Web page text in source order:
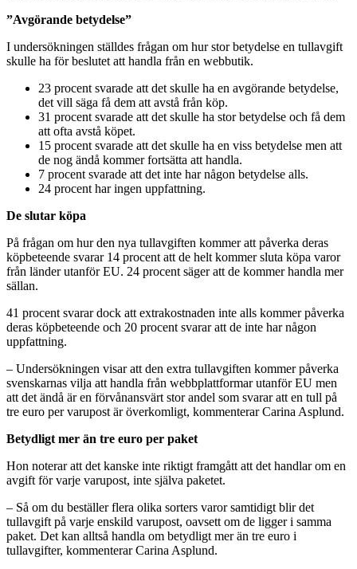
”Avgörande betydelse”
I undersökningen ställdes frågan om hur stor betydelse en tullavgift
skulle ha för beslutet att handla från en webbutik.
23 procent svarade att det skulle ha en avgörande betydelse,
det vill säga få dem att avstå från köp.
31 procent svarade att det skulle ha stor betydelse och få dem
att ofta avstå köpet.
15 procent svarade att det skulle ha en viss betydelse men att
de nog ändå kommer fortsätta att handla.
7 procent svarade att det inte har någon betydelse alls.
24 procent har ingen uppfattning.
De slutar köpa
På frågan om hur den nya tullavgiften kommer att påverka deras
köpbeteende svarar 14 procent att de helt kommer sluta köpa varor
från länder utanför EU. 24 procent säger att de kommer handla mer
sällan.
41 procent svarar dock att extrakostnaden inte alls kommer påverka
deras köpbeteende och 20 procent svarar att de inte har någon
uppfattning.
– Undersökningen visar att den extra tullavgiften kommer påverka
svenskarnas vilja att handla från webbplattformar utanför EU men
att det ändå är en förvånansvärt stor andel som svarar att en tull på
tre euro per varupost är överkomligt, kommenterar Carina Asplund.
Betydligt mer än tre euro per paket
Hon noterar att det kanske inte riktigt framgått att det handlar om en
avgift för varje varupost, inte själva paketet.
– Så om du beställer flera olika sorters varor samtidigt blir det
tullavgift på varje enskild varupost, oavsett om de ligger i samma
paket. Det kan alltså handla om betydligt mer än tre euro i
tullavgifter, kommenterar Carina Asplund.